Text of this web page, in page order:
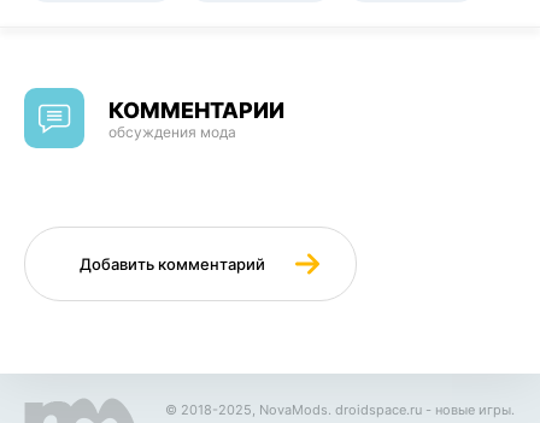
КОММЕНТАРИИ
обсуждения мода
Добавить комментарий
© 2018-2025, NovaMods. droidspace.ru - новые игры.